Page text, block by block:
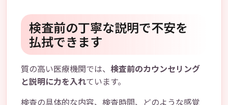
検査前の丁寧な説明で不安を
払拭できます
質の高い医療機関では、 検査前のカウンセリング
と説明に力を入れています。
検査の具体的な内容、検査時間、どのような感覚